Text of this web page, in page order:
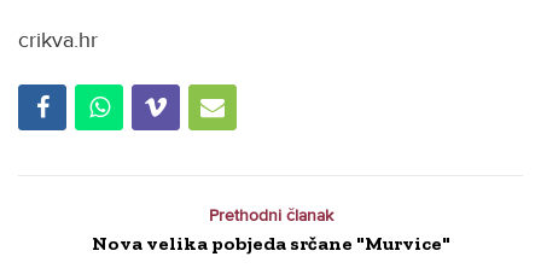
crikva.hr
Prethodni članak
Nova velika pobjeda srčane "Murvice"